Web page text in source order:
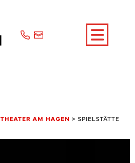
THEATER AM HAGEN > SPIELSTÄTTE